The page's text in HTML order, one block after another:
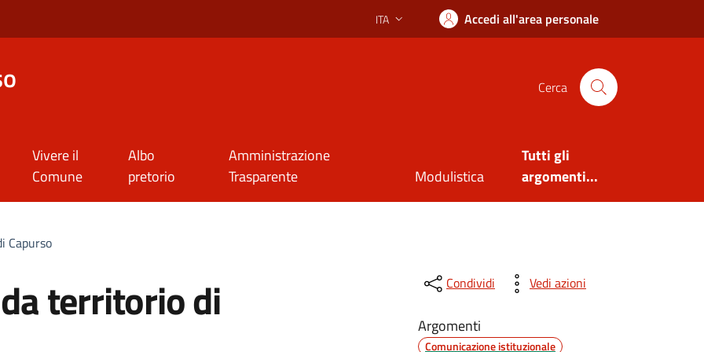
Lingua attiva:
ITA Accedi all'area personale
Cerca
Vivere il
Comune
Albo
pretorio
Amministrazione
Trasparente
Modulistica
Tutti gli
argomenti...
Capurso
territorio di
Condividi Vedi azioni
Argomenti
Comunicazione istituzionale